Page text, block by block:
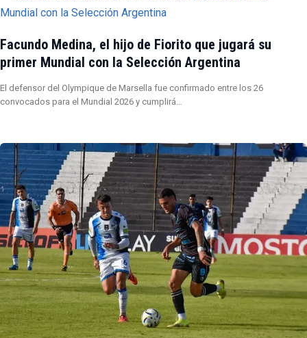
Facundo Medina, el hijo de Fiorito que jugará su
primer Mundial con la Selección Argentina
El defensor del Olympique de Marsella fue confirmado entre los 26
convocados para el Mundial 2026 y cumplirá…